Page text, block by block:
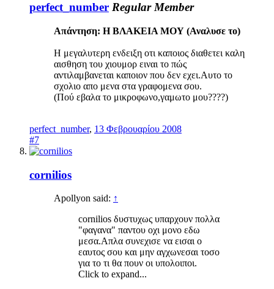
perfect_number Regular Member
Απάντηση: H ΒΛΑΚΕΙΑ ΜΟΥ (Αναλυσε το)
Η μεγαλυτερη ενδειξη οτι καποιος διαθετει καλη
αισθηση του χιουμορ ειναι το πώς
αντιλαμβανεται καποιον που δεν εχει.Αυτο το
σχολιο απο μενα στα γραφομενα σου.
(Πού εβαλα το μικροφωνο,γαμωτο μου????)
perfect_number, 13 Φεβρουαρίου 2008
#7
cornilios
Apollyon said: ↑
cornilios δυστυχως υπαρχουν πολλα
"φαγανα" παντου οχι μονο εδω
μεσα.Απλα συνεχισε να εισαι ο
εαυτος σου και μην αγχωνεσαι τοσο
για το τι θα πουν οι υπολοιποι.
Click to expand...